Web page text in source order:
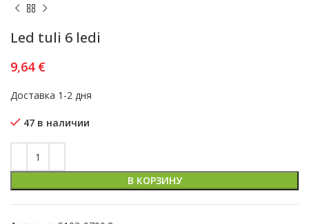
Led tuli 6 ledi
9,64 €
Доставка 1-2 дня
47 в наличии
В КОРЗИНУ